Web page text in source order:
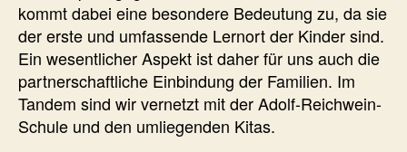
kommt dabei eine besondere Bedeutung zu, da sie
der erste und umfassende Lernort der Kinder sind.
Ein wesentlicher Aspekt ist daher für uns auch die
partnerschaftliche Einbindung der Familien. Im
Tandem sind wir vernetzt mit der Adolf-Reichwein-
Schule und den umliegenden Kitas.